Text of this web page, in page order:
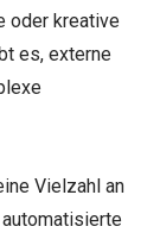
oder kreative
es, externe
Vielzahl an